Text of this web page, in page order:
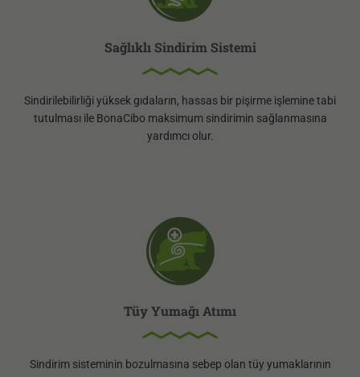
Sağlıklı Sindirim Sistemi
Sindirilebilirliği yüksek gıdaların, hassas bir pişirme işlemine tabi
tutulması ile BonaCibo maksimum sindirimin sağlanmasına
yardımcı olur.
Tüy Yumağı Atımı
Sindirim sisteminin bozulmasına sebep olan tüy yumaklarının